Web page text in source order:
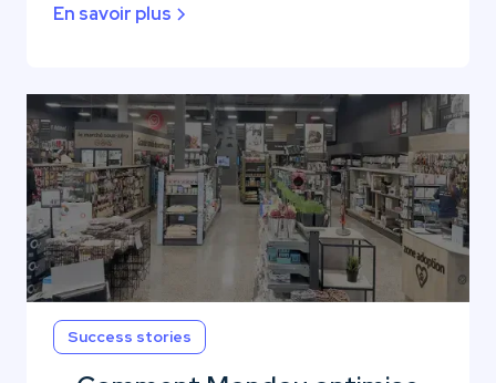
En savoir plus
Success stories